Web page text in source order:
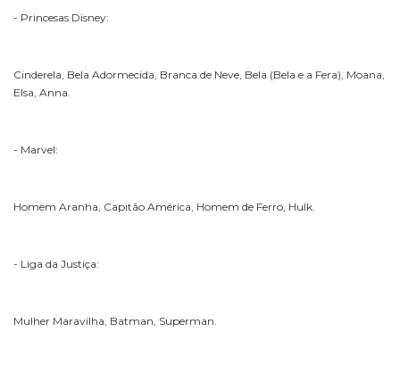
- Princesas Disney:
Cinderela, Bela Adormecida, Branca de Neve, Bela (Bela e a Fera), Moana,
Elsa, Anna.
- Marvel:
Homem Aranha, Capitão América, Homem de Ferro, Hulk.
- Liga da Justiça:
Mulher Maravilha, Batman, Superman.